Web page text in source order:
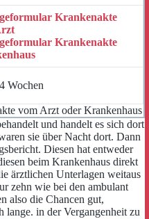
Krankenakte
Krankenakte
Wochen
vom Arzt oder Krankenhaus
und handelt es sich dort
sie über Nacht dort. Dann
Diesen hat entweder
beim Krankenhaus direkt
ärztlichen Unterlagen weitaus
zehn wie bei den ambulant
also die Chancen gut,
lange. in der Vergangenheit zu